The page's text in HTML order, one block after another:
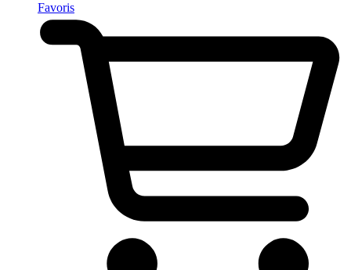
Favoris